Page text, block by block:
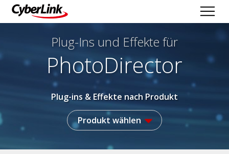
Plug-Ins und Effekte für
PhotoDirector
Plug-ins & Effekte nach Produkt
Produkt wählen